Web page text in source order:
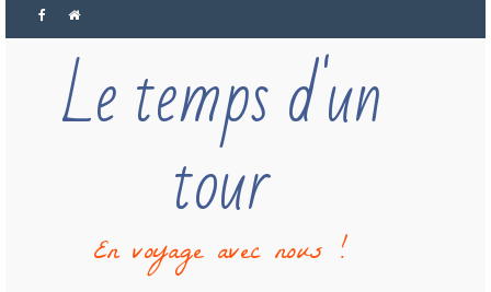
Le temps d'un
tour
En voyage avec nous !